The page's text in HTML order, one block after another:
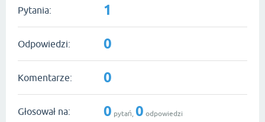
Pytania: 1
Odpowiedzi: 0
Komentarze: 0
Głosował na: 0 pytań, 0 odpowiedzi